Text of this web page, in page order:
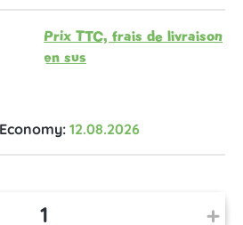
Prix TTC, frais de livraison
en sus
12.08.2026